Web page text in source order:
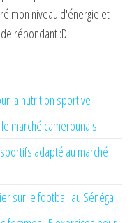
mon niveau d'énergie et
répondant :D
la nutrition sportive
marché camerounais
adapté au marché
sur le football au Sénégal